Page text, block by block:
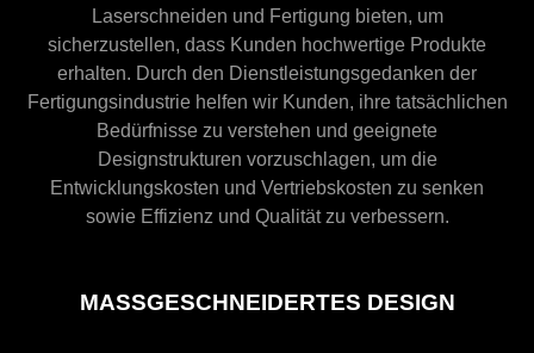
Laserschneiden und Fertigung bieten, um
sicherzustellen, dass Kunden hochwertige Produkte
erhalten. Durch den Dienstleistungsgedanken der
Fertigungsindustrie helfen wir Kunden, ihre tatsächlichen
Bedürfnisse zu verstehen und geeignete
Designstrukturen vorzuschlagen, um die
Entwicklungskosten und Vertriebskosten zu senken
sowie Effizienz und Qualität zu verbessern.
MASSGESCHNEIDERTES DESIGN